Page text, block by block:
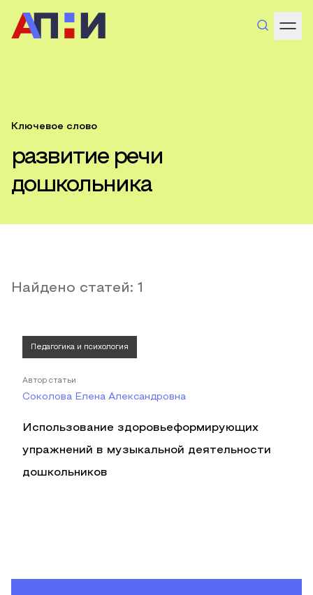
Ключевое слово
развитие речи
дошкольника
Найдено статей: 1
Педагогика и психология
Автор статьи
Соколова Елена Александровна
Использование здоровьеформирующих
упражнений в музыкальной деятельности
дошкольников